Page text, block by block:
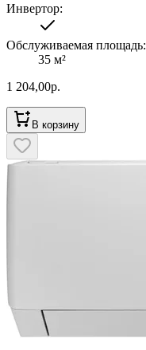
Инвертор:
Обслуживаемая площадь:
35 м²
1 204,00р.
В корзину